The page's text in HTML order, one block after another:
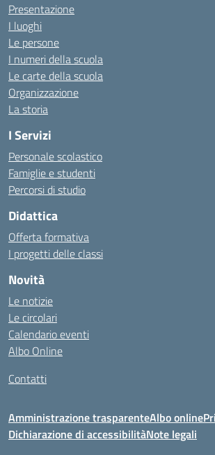
Presentazione
I luoghi
Le persone
I numeri della scuola
Le carte della scuola
Organizzazione
La storia
I Servizi
Personale scolastico
Famiglie e studenti
Percorsi di studio
Didattica
Offerta formativa
I progetti delle classi
Novità
Le notizie
Le circolari
Calendario eventi
Albo Online
Contatti
Amministrazione trasparenteAlbo online
Dichiarazione di accessibilitàNote legali